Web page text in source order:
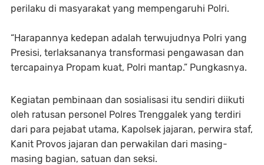
perilaku di masyarakat yang mempengaruhi Polri.
“Harapannya kedepan adalah terwujudnya Polri yang
Presisi, terlaksananya transformasi pengawasan dan
tercapainya Propam kuat, Polri mantap.” Pungkasnya.
Kegiatan pembinaan dan sosialisasi itu sendiri diikuti
oleh ratusan personel Polres Trenggalek yang terdiri
dari para pejabat utama, Kapolsek jajaran, perwira staf,
Kanit Provos jajaran dan perwakilan dari masing-
masing bagian, satuan dan seksi.